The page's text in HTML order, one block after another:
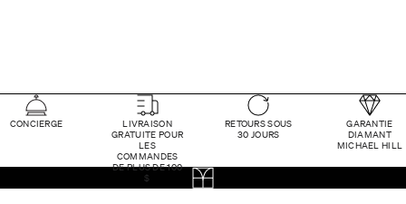
CONCIERGE
LIVRAISON
GRATUITE POUR
LES
COMMANDES
DE PLUS DE 100
$
RETOURS SOUS
30 JOURS
GARANTIE
DIAMANT
MICHAEL HILL